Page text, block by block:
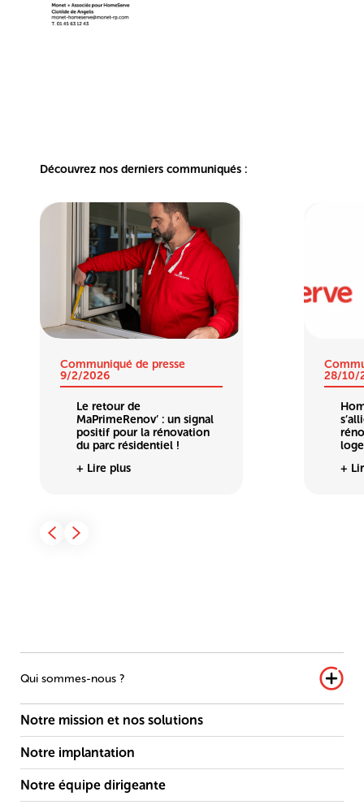
Découvrez nos derniers communiqués :
Communiqué de presse
9/2/2026
Le retour de
MaPrimeRenov’ : un signal
positif pour la rénovation
du parc résidentiel !
+ Lire plus
28/10/
+
Qui sommes-nous ?
Notre mission et nos solutions
Notre implantation
Notre équipe dirigeante